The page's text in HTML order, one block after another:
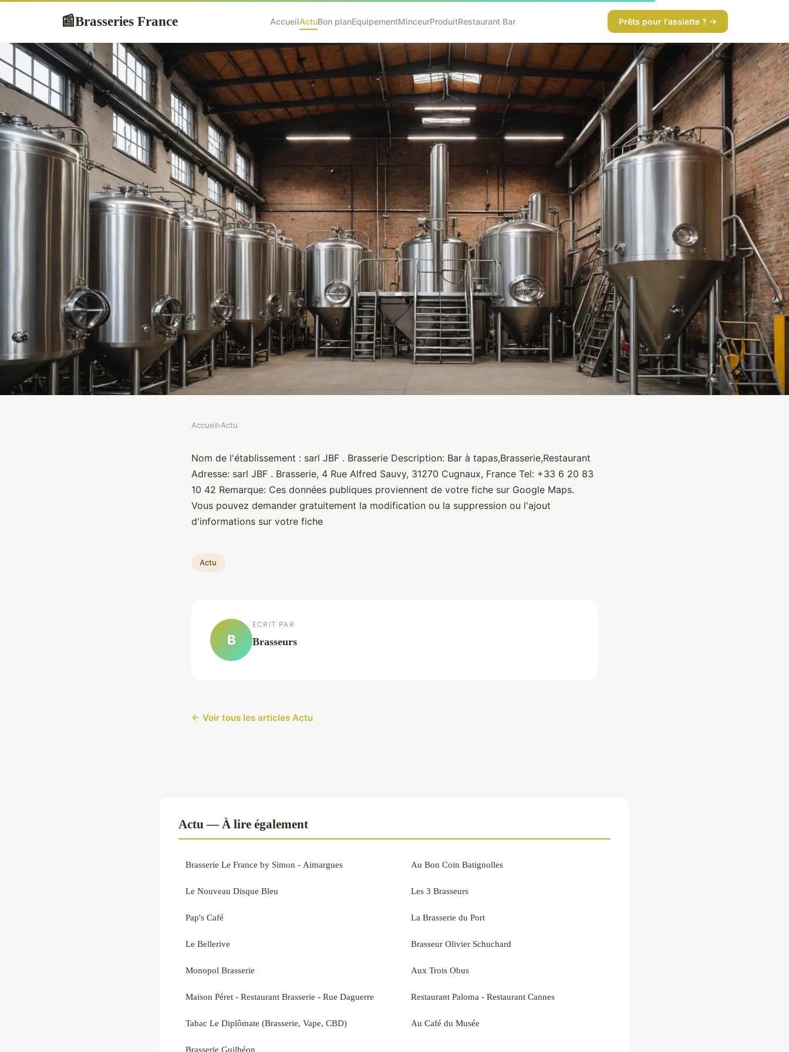
📰Brasseries France AccueilActuBon planEquipementMinceurProduitRestaurant Bar Prêts pour l'assiette ? →
sarl JBF . Brasserie
Accueil›Actu
Nom de l'établissement : sarl JBF . Brasserie Description: Bar à tapas,Brasserie,Restaurant
Adresse: sarl JBF . Brasserie, 4 Rue Alfred Sauvy, 31270 Cugnaux, France Tel: +33 6 20 83
10 42 Remarque: Ces données publiques proviennent de votre fiche sur Google Maps.
Vous pouvez demander gratuitement la modification ou la suppression ou l'ajout
d'informations sur votre fiche
Actu
B
ECRIT PAR
Brasseurs
← Voir tous les articles Actu
Actu — À lire également
Brasserie Le France by Simon - Aimargues
Le Nouveau Disque Bleu
Pap's Café
Le Bellerive
Monopol Brasserie
Maison Péret - Restaurant Brasserie - Rue Daguerre
Tabac Le Diplômate (Brasserie, Vape, CBD)
Brasserie Guilhéon
Au Bon Coin Batignolles
Les 3 Brasseurs
La Brasserie du Port
Brasseur Olivier Schuchard
Aux Trois Obus
Restaurant Paloma - Restaurant Cannes
Au Café du Musée